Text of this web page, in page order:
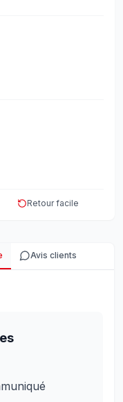
Retour facile
Avis clients